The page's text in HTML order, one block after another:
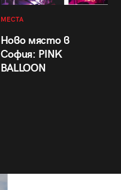
МЕСТА
Ново място в
София: PINK
BALLOON